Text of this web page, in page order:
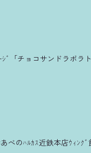
ﾞ「チョコサンドラボラ
べのﾊﾙｶｽ近鉄本店ｳｨﾝｸ